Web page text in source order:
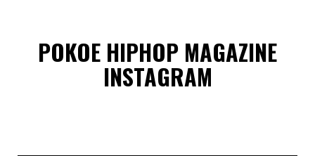
POKOE HIPHOP MAGAZINE
INSTAGRAM